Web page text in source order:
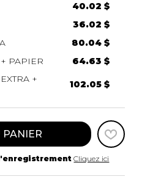
40.02 $
36.02 $
80.04 $
PAPIER
64.63 $
+
102.05 $
PANIER
Cliquez ici